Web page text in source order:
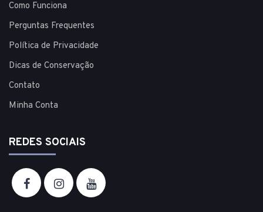
Como Funciona
Perguntas Frequentes
Política de Privacidade
Dicas de Conservação
Contato
Minha Conta
REDES SOCIAIS